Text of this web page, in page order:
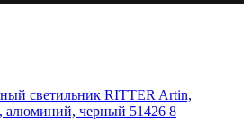
светильник RITTER Artin,
алюминий, черный 51426 8